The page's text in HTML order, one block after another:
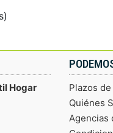
Hogar
Plazos
Quiénes
Agencias